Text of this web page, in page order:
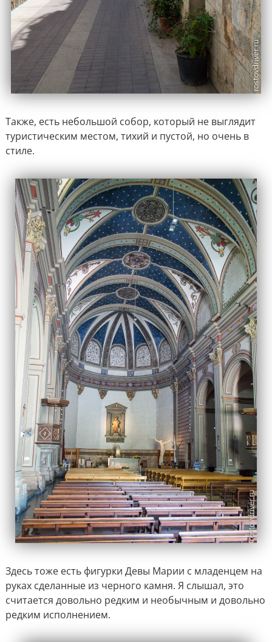
Также, есть небольшой собор, который не выглядит
туристическим местом, тихий и пустой, но очень в
стиле.
Здесь тоже есть фигурки Девы Марии с младенцем на
руках сделанные из черного камня. Я слышал, это
считается довольно редким и необычным и довольно
редким исполнением.